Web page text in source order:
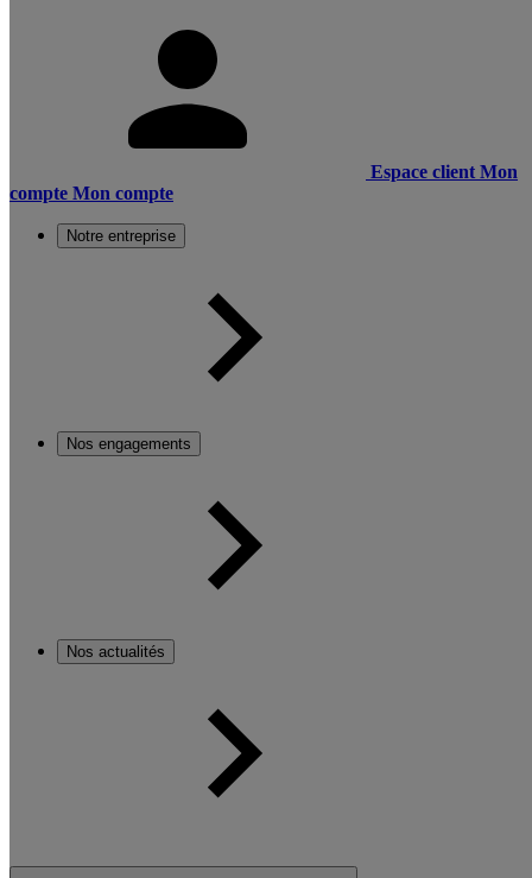
Espace client Mon
compte Mon compte
Notre entreprise
Nos engagements
Nos actualités